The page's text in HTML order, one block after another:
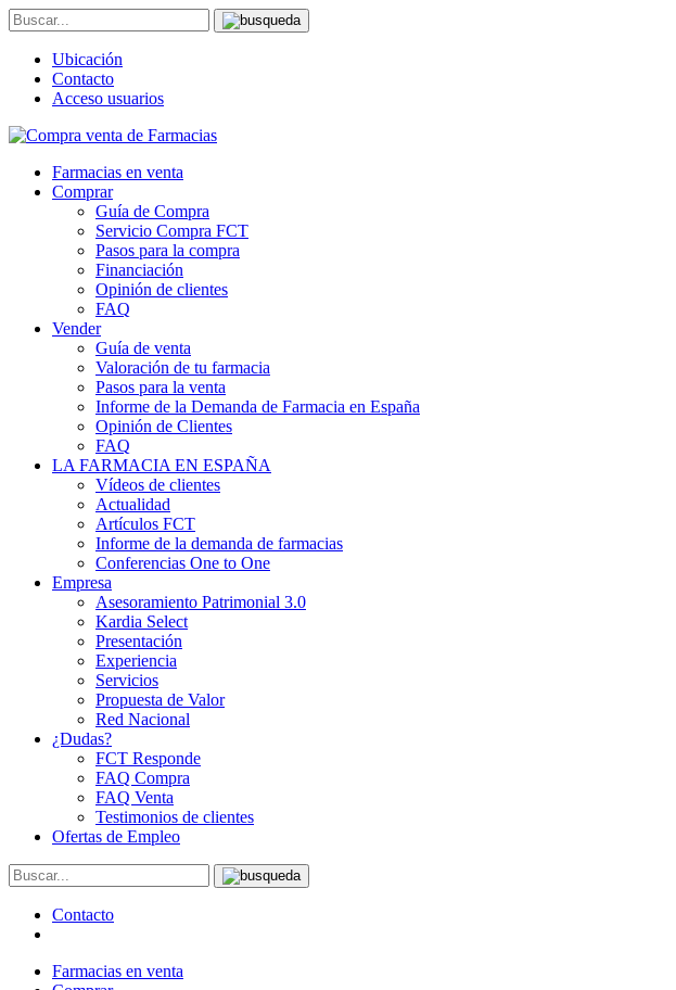
Ubicación
Contacto
Acceso usuarios
Farmacias en venta
Comprar
Guía de Compra
Servicio Compra FCT
Pasos para la compra
Financiación
Opinión de clientes
FAQ
Vender
Guía de venta
Valoración de tu farmacia
Pasos para la venta
Informe de la Demanda de Farmacia en España
Opinión de Clientes
FAQ
LA FARMACIA EN ESPAÑA
Vídeos de clientes
Actualidad
Artículos FCT
Informe de la demanda de farmacias
Conferencias One to One
Empresa
Asesoramiento Patrimonial 3.0
Kardia Select
Presentación
Experiencia
Servicios
Propuesta de Valor
Red Nacional
¿Dudas?
FCT Responde
FAQ Compra
FAQ Venta
Testimonios de clientes
Ofertas de Empleo
Contacto
Farmacias en venta